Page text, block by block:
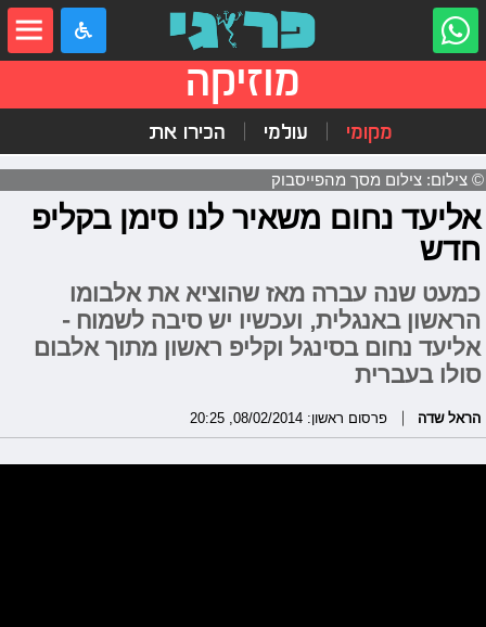
מוזיקה
מקומי עולמי הכירו את
© צילום: צילום מסך מהפייסבוק
אליעד נחום משאיר לנו סימן בקליפ
חדש
כמעט שנה עברה מאז שהוציא את אלבומו
הראשון באנגלית, ועכשיו יש סיבה לשמוח -
אליעד נחום בסינגל וקליפ ראשון מתוך אלבום
סולו בעברית
הראל שדה פרסום ראשון: 08/02/2014, 20:25